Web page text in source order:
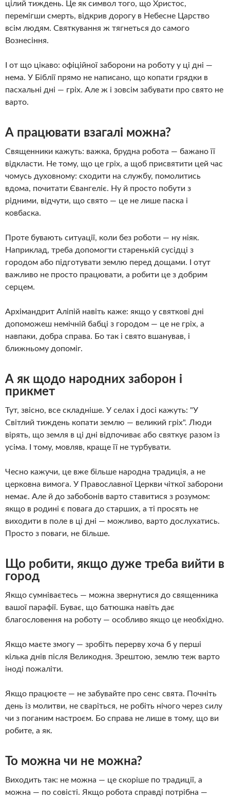
цілий тиждень. Це як символ того, що Христос,
перемігши смерть, відкрив дорогу в Небесне Царство
всім людям. Святкування ж тягнеться до самого
Вознесіння.
І от що цікаво: офіційної заборони на роботу у ці дні —
нема. У Біблії прямо не написано, що копати грядки в
пасхальні дні — гріх. Але ж і зовсім забувати про свято не
варто.
А працювати взагалі можна?
Священники кажуть: важка, брудна робота — бажано її
відкласти. Не тому, що це гріх, а щоб присвятити цей час
чомусь духовному: сходити на службу, помолитись
вдома, почитати Євангеліє. Ну й просто побути з
рідними, відчути, що свято — це не лише паска і
ковбаска.
Проте бувають ситуації, коли без роботи — ну ніяк.
Наприклад, треба допомогти старенькій сусідці з
городом або підготувати землю перед дощами. І отут
важливо не просто працювати, а робити це з добрим
серцем.
Архімандрит Аліпій навіть каже: якщо у святкові дні
допоможеш немічній бабці з городом — це не гріх, а
навпаки, добра справа. Бо так і свято вшанував, і
ближньому допоміг.
А як щодо народних заборон і
прикмет
Тут, звісно, все складніше. У селах і досі кажуть: "У
Світлий тиждень копати землю — великий гріх". Люди
вірять, що земля в ці дні відпочиває або святкує разом із
усіма. І тому, мовляв, краще її не турбувати.
Чесно кажучи, це вже більше народна традиція, а не
церковна вимога. У Православної Церкви чіткої заборони
немає. Але й до забобонів варто ставитися з розумом:
якщо в родині є повага до старших, а ті просять не
виходити в поле в ці дні — можливо, варто дослухатись.
Просто з поваги, не більше.
Що робити, якщо дуже треба вийти в
город
Якщо сумніваєтесь — можна звернутися до священника
вашої парафії. Буває, що батюшка навіть дає
благословення на роботу — особливо якщо це необхідно.
Якщо маєте змогу — зробіть перерву хоча б у перші
кілька днів після Великодня. Зрештою, землю теж варто
іноді пожаліти.
Якщо працюєте — не забувайте про сенс свята. Почніть
день із молитви, не сваріться, не робіть нічого через силу
чи з поганим настроєм. Бо справа не лише в тому, що ви
робите, а як.
То можна чи не можна?
Виходить так: не можна — це скоріше по традиції, а
можна — по совісті. Якщо робота справді потрібна —